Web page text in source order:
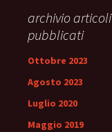
archivio articoli
pubblicati
Ottobre 2023
Agosto 2023
Luglio 2020
Maggio 2019